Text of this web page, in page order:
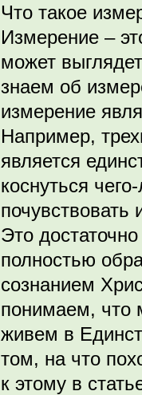
Что такое
Измерение –
может
знаем об
измерение
Например,
является
коснуться
почувствовать
Это
полностью
сознанием
понимаем, что
живем в
том, на что
к этому в